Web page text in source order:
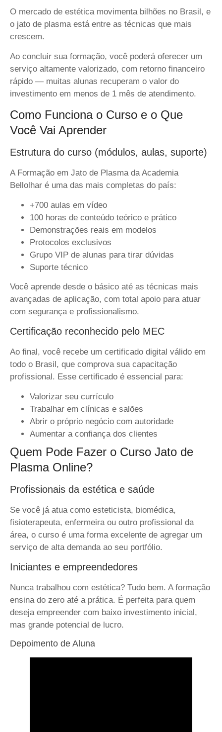
O mercado de estética movimenta bilhões no Brasil, e
o jato de plasma está entre as técnicas que mais
crescem.
Ao concluir sua formação, você poderá oferecer um
serviço altamente valorizado, com retorno financeiro
rápido — muitas alunas recuperam o valor do
investimento em menos de 1 mês de atendimento.
Como Funciona o Curso e o Que
Você Vai Aprender
Estrutura do curso (módulos, aulas, suporte)
A Formação em Jato de Plasma da Academia
Bellolhar é uma das mais completas do país:
+700 aulas em vídeo
100 horas de conteúdo teórico e prático
Demonstrações reais em modelos
Protocolos exclusivos
Grupo VIP de alunas para tirar dúvidas
Suporte técnico
Você aprende desde o básico até as técnicas mais
avançadas de aplicação, com total apoio para atuar
com segurança e profissionalismo.
Certificação reconhecido pelo MEC
Ao final, você recebe um certificado digital válido em
todo o Brasil, que comprova sua capacitação
profissional. Esse certificado é essencial para:
Valorizar seu currículo
Trabalhar em clínicas e salões
Abrir o próprio negócio com autoridade
Aumentar a confiança dos clientes
Quem Pode Fazer o Curso Jato de
Plasma Online?
Profissionais da estética e saúde
Se você já atua como esteticista, biomédica,
fisioterapeuta, enfermeira ou outro profissional da
área, o curso é uma forma excelente de agregar um
serviço de alta demanda ao seu portfólio.
Iniciantes e empreendedores
Nunca trabalhou com estética? Tudo bem. A formação
ensina do zero até a prática. É perfeita para quem
deseja empreender com baixo investimento inicial,
mas grande potencial de lucro.
Depoimento de Aluna